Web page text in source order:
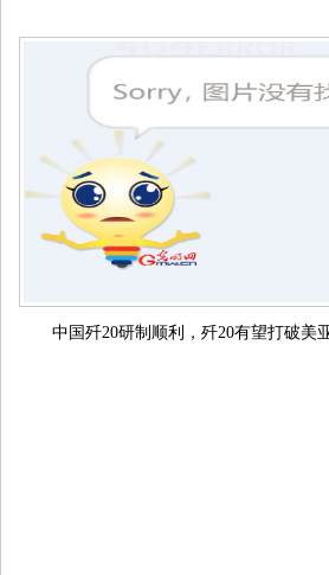
中国歼20研制顺利，歼20有望打破美